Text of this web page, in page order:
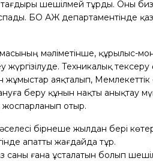
шешілмей тұрды. Оны
БҚО ҚАЖ департаментінде
мәліметінше, құрылыс-
Техникалық тексеру
жұмыстар аяқталып,
беру құнын нақты анықтау
отыр.
бірнеше жылдан бері
апатты жағдайда тұр.
ғана ұсталатын болып